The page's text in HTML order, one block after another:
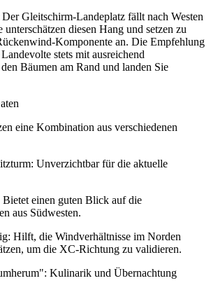
Gleitschirm-Landeplatz fällt nach Westen
diesen Hang und setzen zu
Komponente an. Die Empfehlung
stets mit ausreichend
Bäumen am Rand und landen Sie
eine Kombination aus verschiedenen
Unverzichtbar für die aktuelle
einen guten Blick auf die
aus Südwesten.
Hilft, die Windverhältnisse im Norden
um die XC-Richtung zu validieren.
Kulinarik und Übernachtung